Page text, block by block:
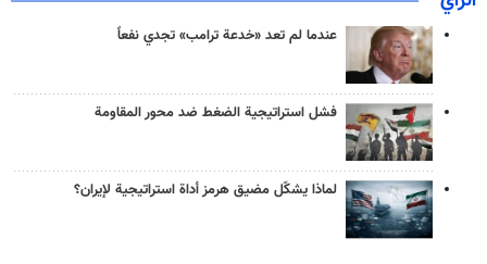
عندما لم تعد «خدعة ترامب» تجدي نفعاً
فشل استراتيجية الضغط ضد محور المقاومة
لماذا يشكّل مضيق هرمز أداة استراتيجية لإيران؟